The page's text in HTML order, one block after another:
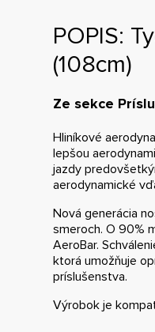
POPIS:
(108cm)
Ze sekce
Hliníkové
lepšou
jazdy
aerodynamické
Nová generácia
smeroch. O 90%
AeroBar.
ktorá umožňuje
príslušenstva.
Výrobok je